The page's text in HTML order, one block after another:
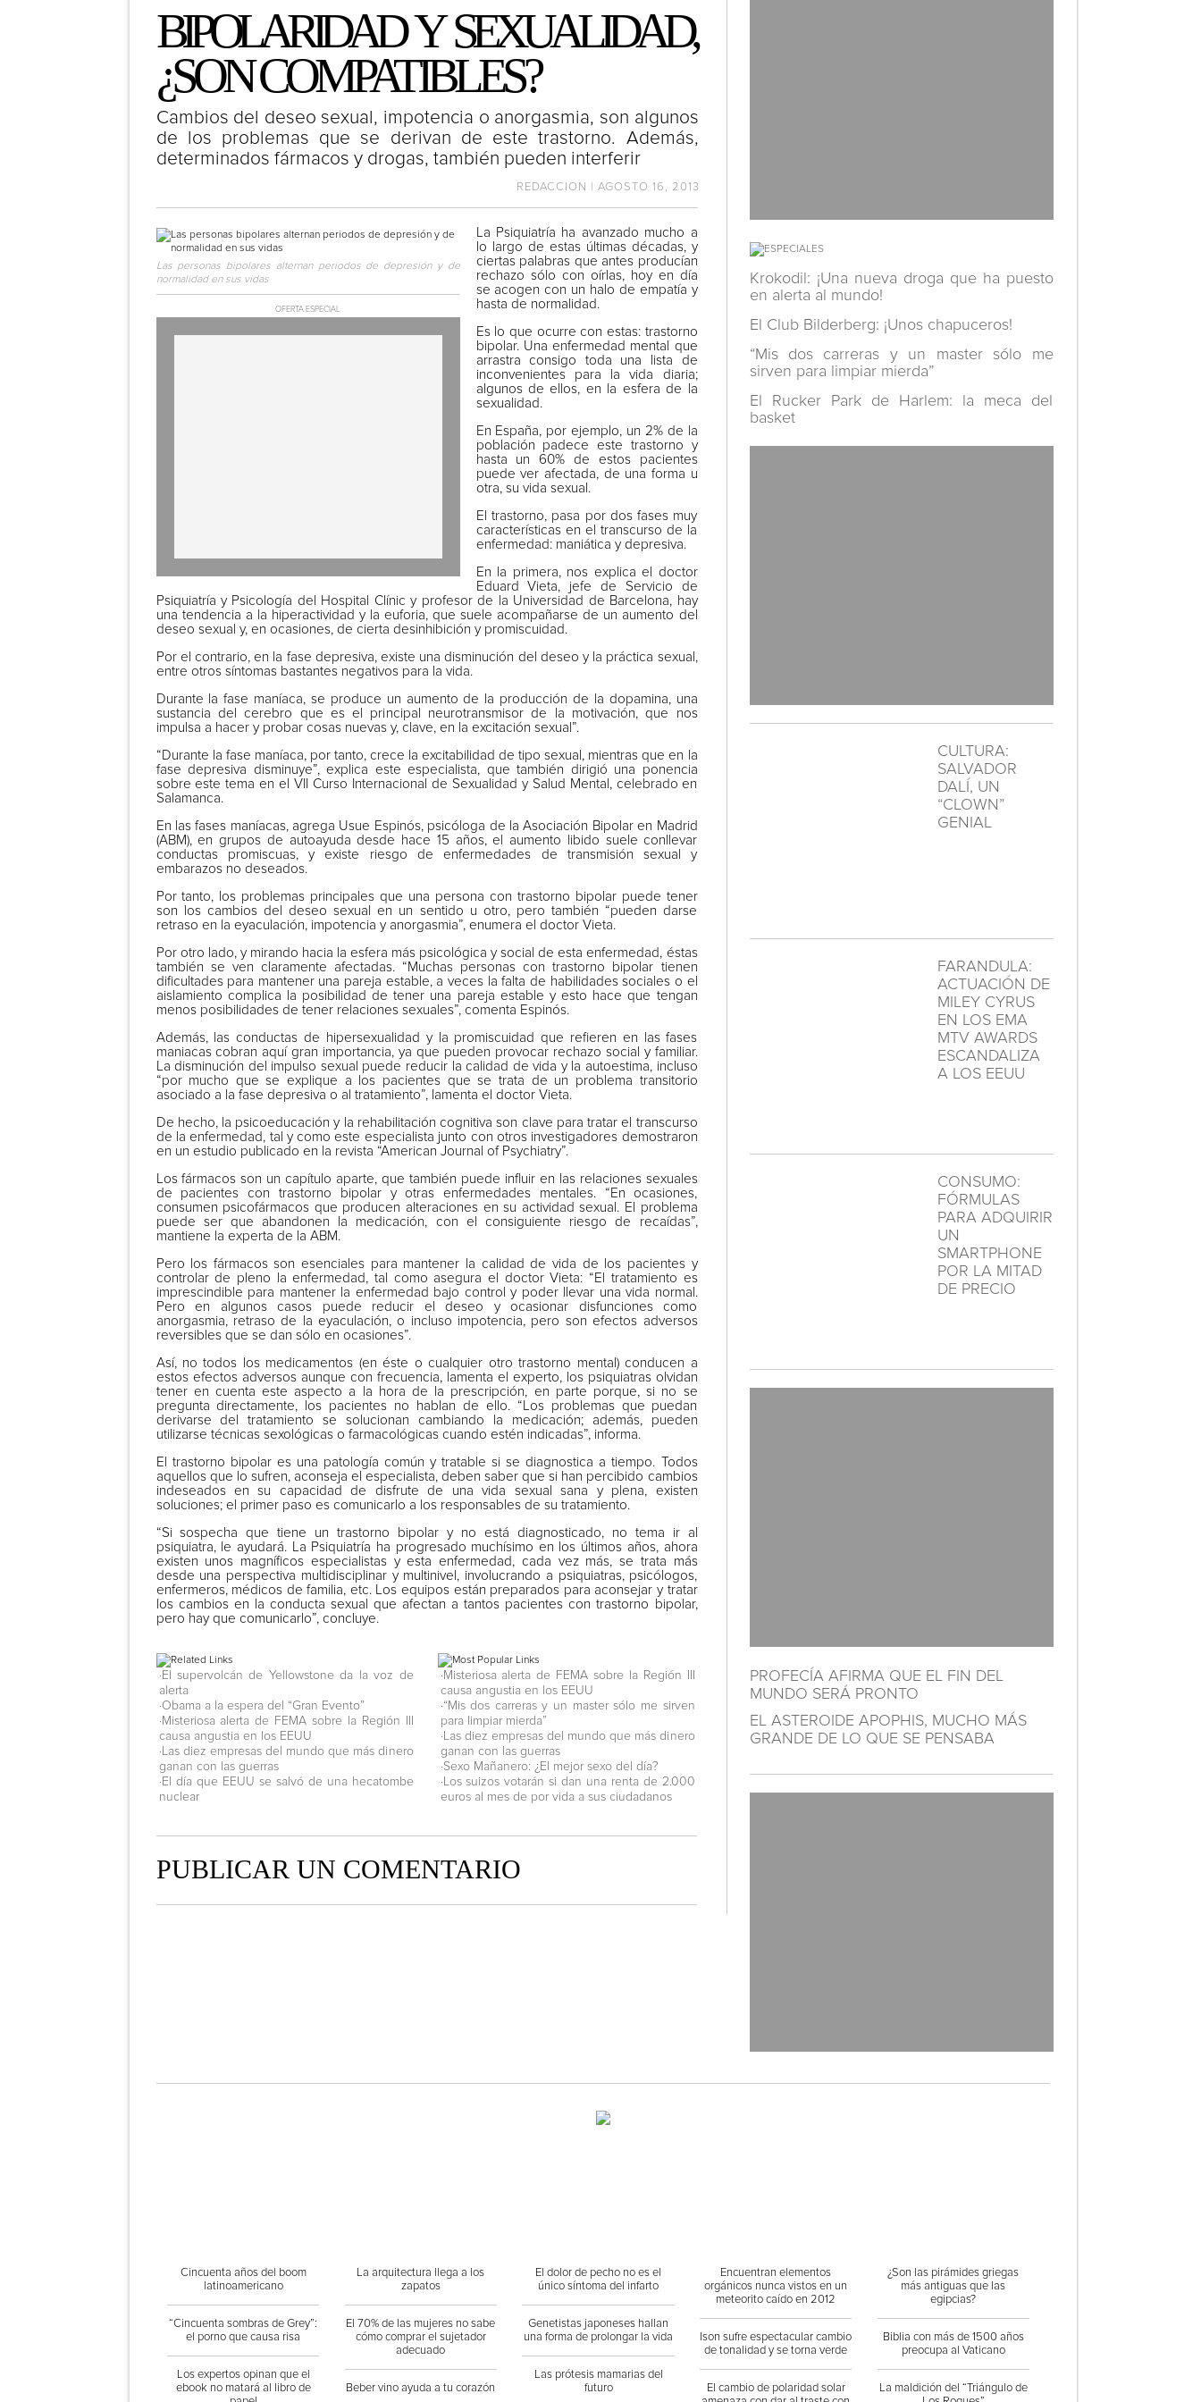
BIPOLARIDAD Y SEXUALIDAD,
¿SON COMPATIBLES?
Cambios del deseo sexual, impotencia o anorgasmia, son algunos
de los problemas que se derivan de este trastorno. Además,
determinados fármacos y drogas, también pueden interferir
REDACCION | AGOSTO 16, 2013
Las personas bipolares alternan periodos de depresión y de
normalidad en sus vidas
OFERTA ESPECIAL
La Psiquiatría ha avanzado mucho a
lo largo de estas últimas décadas, y
ciertas palabras que antes producían
rechazo sólo con oírlas, hoy en día
se acogen con un halo de empatía y
hasta de normalidad.
Es lo que ocurre con estas: trastorno
bipolar. Una enfermedad mental que
arrastra consigo toda una lista de
inconvenientes para la vida diaria;
algunos de ellos, en la esfera de la
sexualidad.
En España, por ejemplo, un 2% de la
población padece este trastorno y
hasta un 60% de estos pacientes
puede ver afectada, de una forma u
otra, su vida sexual.
El trastorno, pasa por dos fases muy
características en el transcurso de la
enfermedad: maniática y depresiva.
En la primera, nos explica el doctor
Eduard Vieta, jefe de Servicio de
Psiquiatría y Psicología del Hospital Clínic y profesor de la Universidad de Barcelona, hay
una tendencia a la hiperactividad y la euforia, que suele acompañarse de un aumento del
deseo sexual y, en ocasiones, de cierta desinhibición y promiscuidad.
Por el contrario, en la fase depresiva, existe una disminución del deseo y la práctica sexual,
entre otros síntomas bastantes negativos para la vida.
Durante la fase maníaca, se produce un aumento de la producción de la dopamina, una
sustancia del cerebro que es el principal neurotransmisor de la motivación, que nos
impulsa a hacer y probar cosas nuevas y, clave, en la excitación sexual”.
“Durante la fase maníaca, por tanto, crece la excitabilidad de tipo sexual, mientras que en la
fase depresiva disminuye”, explica este especialista, que también dirigió una ponencia
sobre este tema en el VII Curso Internacional de Sexualidad y Salud Mental, celebrado en
Salamanca.
En las fases maníacas, agrega Usue Espinós, psicóloga de la Asociación Bipolar en Madrid
(ABM), en grupos de autoayuda desde hace 15 años, el aumento libido suele conllevar
conductas promiscuas, y existe riesgo de enfermedades de transmisión sexual y
embarazos no deseados.
Por tanto, los problemas principales que una persona con trastorno bipolar puede tener
son los cambios del deseo sexual en un sentido u otro, pero también “pueden darse
retraso en la eyaculación, impotencia y anorgasmia”, enumera el doctor Vieta.
Por otro lado, y mirando hacia la esfera más psicológica y social de esta enfermedad, éstas
también se ven claramente afectadas. “Muchas personas con trastorno bipolar tienen
dificultades para mantener una pareja estable, a veces la falta de habilidades sociales o el
aislamiento complica la posibilidad de tener una pareja estable y esto hace que tengan
menos posibilidades de tener relaciones sexuales”, comenta Espinós.
Además, las conductas de hipersexualidad y la promiscuidad que refieren en las fases
maniacas cobran aquí gran importancia, ya que pueden provocar rechazo social y familiar.
La disminución del impulso sexual puede reducir la calidad de vida y la autoestima, incluso
“por mucho que se explique a los pacientes que se trata de un problema transitorio
asociado a la fase depresiva o al tratamiento”, lamenta el doctor Vieta.
De hecho, la psicoeducación y la rehabilitación cognitiva son clave para tratar el transcurso
de la enfermedad, tal y como este especialista junto con otros investigadores demostraron
en un estudio publicado en la revista “American Journal of Psychiatry”.
Los fármacos son un capítulo aparte, que también puede influir en las relaciones sexuales
de pacientes con trastorno bipolar y otras enfermedades mentales. “En ocasiones,
consumen psicofármacos que producen alteraciones en su actividad sexual. El problema
puede ser que abandonen la medicación, con el consiguiente riesgo de recaídas”,
mantiene la experta de la ABM.
Pero los fármacos son esenciales para mantener la calidad de vida de los pacientes y
controlar de pleno la enfermedad, tal como asegura el doctor Vieta: “El tratamiento es
imprescindible para mantener la enfermedad bajo control y poder llevar una vida normal.
Pero en algunos casos puede reducir el deseo y ocasionar disfunciones como
anorgasmia, retraso de la eyaculación, o incluso impotencia, pero son efectos adversos
reversibles que se dan sólo en ocasiones”.
Así, no todos los medicamentos (en éste o cualquier otro trastorno mental) conducen a
estos efectos adversos aunque con frecuencia, lamenta el experto, los psiquiatras olvidan
tener en cuenta este aspecto a la hora de la prescripción, en parte porque, si no se
pregunta directamente, los pacientes no hablan de ello. “Los problemas que puedan
derivarse del tratamiento se solucionan cambiando la medicación; además, pueden
utilizarse técnicas sexológicas o farmacológicas cuando estén indicadas”, informa.
El trastorno bipolar es una patología común y tratable si se diagnostica a tiempo. Todos
aquellos que lo sufren, aconseja el especialista, deben saber que si han percibido cambios
indeseados en su capacidad de disfrute de una vida sexual sana y plena, existen
soluciones; el primer paso es comunicarlo a los responsables de su tratamiento.
“Si sospecha que tiene un trastorno bipolar y no está diagnosticado, no tema ir al
psiquiatra, le ayudará. La Psiquiatría ha progresado muchísimo en los últimos años, ahora
existen unos magníficos especialistas y esta enfermedad, cada vez más, se trata más
desde una perspectiva multidisciplinar y multinivel, involucrando a psiquiatras, psicólogos,
enfermeros, médicos de familia, etc. Los equipos están preparados para aconsejar y tratar
los cambios en la conducta sexual que afectan a tantos pacientes con trastorno bipolar,
pero hay que comunicarlo”, concluye.
·El supervolcán de Yellowstone da la voz de
alerta
·Obama a la espera del “Gran Evento”
·Misteriosa alerta de FEMA sobre la Región III
causa angustia en los EEUU
·Las diez empresas del mundo que más dinero
ganan con las guerras
·El día que EEUU se salvó de una hecatombe
nuclear
·Misteriosa alerta de FEMA sobre la Región III
causa angustia en los EEUU
·“Mis dos carreras y un master sólo me sirven
para limpiar mierda”
·Las diez empresas del mundo que más dinero
ganan con las guerras
·Sexo Mañanero: ¿El mejor sexo del día?
·Los suizos votarán si dan una renta de 2.000
euros al mes de por vida a sus ciudadanos
PUBLICAR UN COMENTARIO
Krokodil: ¡Una nueva droga que ha puesto
en alerta al mundo!
El Club Bilderberg: ¡Unos chapuceros!
“Mis dos carreras y un master sólo me
sirven para limpiar mierda”
El Rucker Park de Harlem: la meca del
basket
CULTURA:
SALVADOR
DALÍ, UN
“CLOWN”
GENIAL
FARANDULA:
ACTUACIÓN DE
MILEY CYRUS
EN LOS EMA
MTV AWARDS
ESCANDALIZA
A LOS EEUU
CONSUMO:
FÓRMULAS
PARA ADQUIRIR
UN
SMARTPHONE
POR LA MITAD
DE PRECIO
PROFECÍA AFIRMA QUE EL FIN DEL
MUNDO SERÁ PRONTO
EL ASTEROIDE APOPHIS, MUCHO MÁS
GRANDE DE LO QUE SE PENSABA
Cincuenta años del boom
latinoamericano
“Cincuenta sombras de Grey”:
el porno que causa risa
Los expertos opinan que el
ebook no matará al libro de
La arquitectura llega a los
zapatos
El 70% de las mujeres no sabe
cómo comprar el sujetador
adecuado
Beber vino ayuda a tu corazón
El dolor de pecho no es el
único síntoma del infarto
Genetistas japoneses hallan
una forma de prolongar la vida
Las prótesis mamarias del
futuro
Encuentran elementos
orgánicos nunca vistos en un
meteorito caído en 2012
Ison sufre espectacular cambio
de tonalidad y se torna verde
El cambio de polaridad solar
¿Son las pirámides griegas
más antiguas que las
egipcias?
Biblia con más de 1500 años
preocupa al Vaticano
La maldición del “Triángulo de